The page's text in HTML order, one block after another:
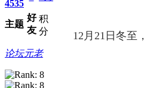
4535
主题
好
友
积
分
论坛元老
12月21日冬至